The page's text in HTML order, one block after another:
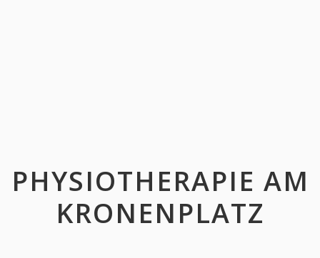
PHYSIOTHERAPIE AM
KRONENPLATZ